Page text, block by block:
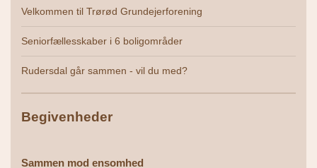
Velkommen til Trørød Grundejerforening
Seniorfællesskaber i 6 boligområder
Rudersdal går sammen - vil du med?
Begivenheder
Sammen mod ensomhed